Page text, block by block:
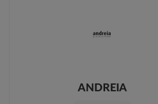
ANDREIA